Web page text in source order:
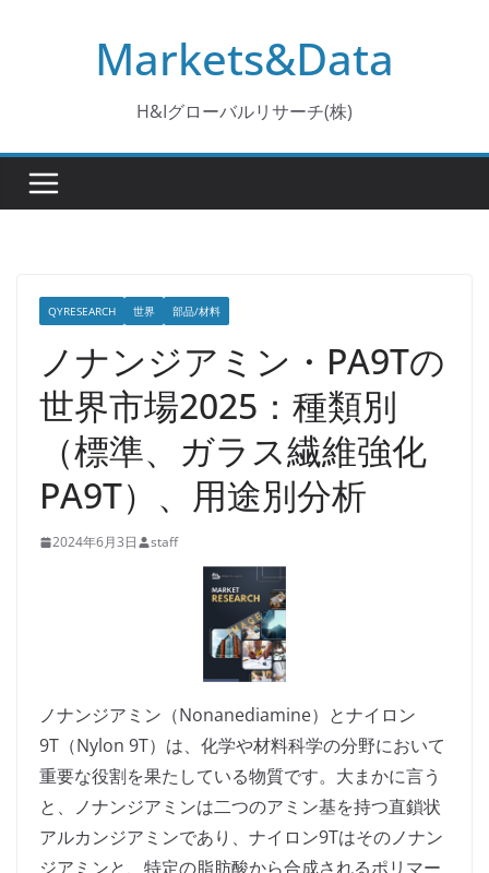
Markets&Data
H&Iグローバルリサーチ(株)
QYRESEARCH 世界 部品/材料
ノナンジアミン・PA9Tの
世界市場2025：種類別
（標準、ガラス繊維強化
PA9T）、用途別分析
2024年6月3日 staff
ノナンジアミン（Nonanediamine）とナイロン
9T（Nylon 9T）は、化学や材料科学の分野において
重要な役割を果たしている物質です。大まかに言う
と、ノナンジアミンは二つのアミン基を持つ直鎖状
アルカンジアミンであり、ナイロン9Tはそのノナン
ジアミンと、特定の脂肪酸から合成されるポリマー